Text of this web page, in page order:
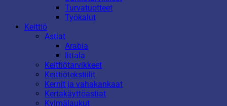
Turvatuotteet
Työkalut
Keittiö
Astiat
Arabia
Iittala
Keittiötarvikkeet
Keittiötekstiilit
Kernit ja vahakankaat
Kertakäyttöastiat
Kylmälaukut